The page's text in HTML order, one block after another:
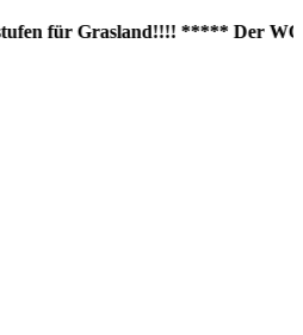
für Grasland!!!! ***** Der